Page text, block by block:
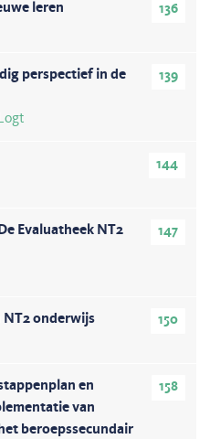
136
leren
139
perspectief in de
144
147
Evaluatheek NT2
150
NT2 onderwijs
158
en
van
beroepssecundair